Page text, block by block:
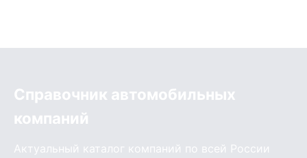
Справочник автомобильных
компаний
Актуальный каталог компаний по всей России